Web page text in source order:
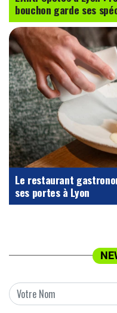
bouchon garde ses
Le restaurant
ses portes à Lyon